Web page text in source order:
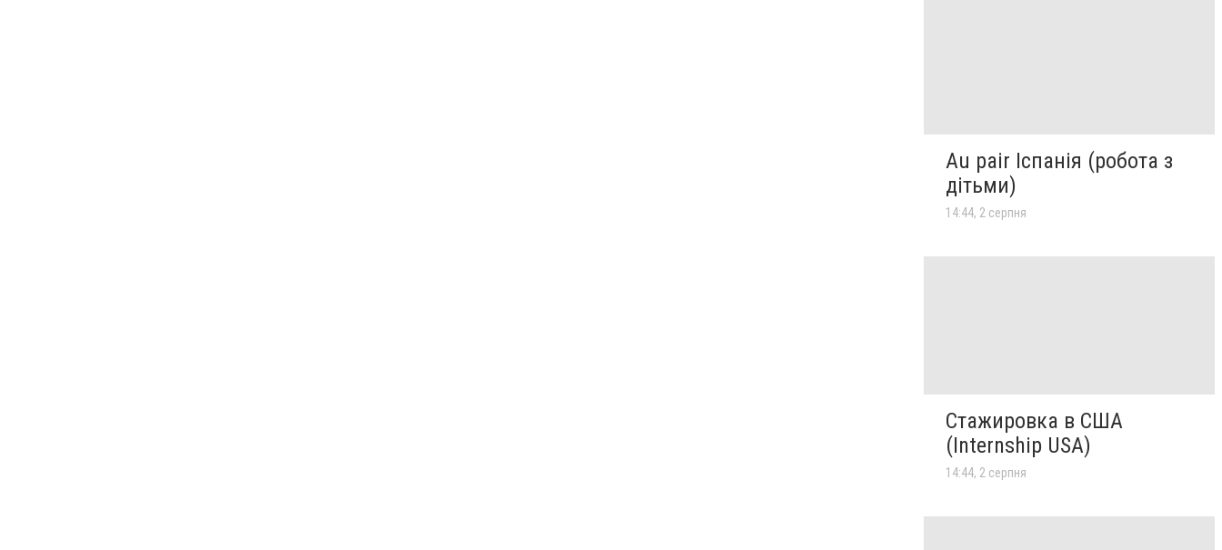
Au pair Іспанія (робота з
дітьми)
14:44, 2 серпня
Стажировка в США
(Internship USA)
14:44, 2 серпня